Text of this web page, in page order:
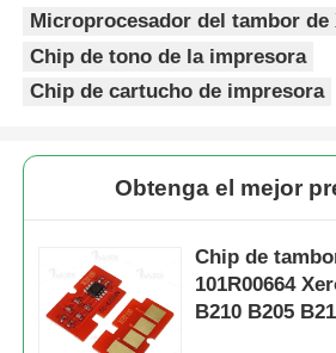
Todos los casos
Toner chip de HP
Chip de tóner Xerox
Chip de tono de Lexmark
Microprocesador del tambor de
Chip de tono de la impresora
Chip de cartucho de impresora
Obtenga el mejor
Chip de
101R00664
B210 B205